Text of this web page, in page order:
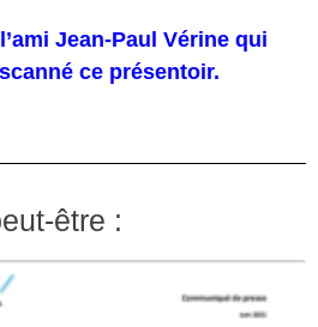
Jean-Paul Vérine qui
ce présentoir.
être :